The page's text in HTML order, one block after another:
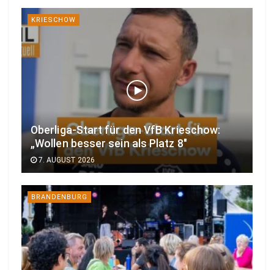
KRIESCHOW
Oberliga-Start für den VfB Krieschow:
„Wollen besser sein als Platz 8″
7. AUGUST 2026
BRANDENBURG